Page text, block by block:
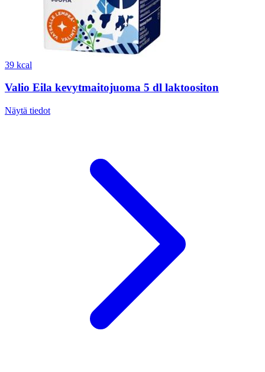
39 kcal
Valio Eila kevytmaitojuoma 5 dl laktoositon
Näytä tiedot